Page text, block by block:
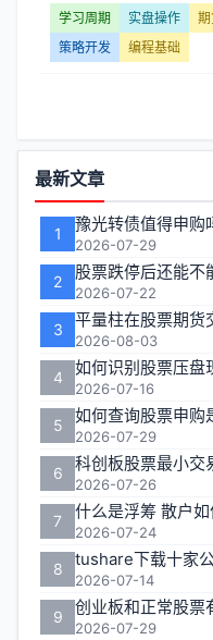
作】
列
表
-
第
页
学习周期 实盘操作
策略开发
编程基础
功
能
区
最新文章
1 豫光转债值得申购
2026-07-29
2 股票跌停后还能不
2026-07-22
3 平量柱在股票期货
2026-08-03
4 如何识别股票压盘
2026-07-16
5 如何查询股票申购
2026-07-29
6 科创板股票最小交
2026-07-26
7 什么是浮筹 散户
2026-07-24
8 tushare下载十家
2026-07-14
9 创业板和正常股票
2026-07-29